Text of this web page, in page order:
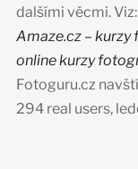
dalšími věcmi. Viz:
Amaze.cz –
online kurzy
Fotoguru.cz
294 real users,